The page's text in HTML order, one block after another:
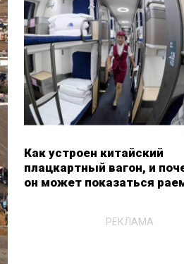
Как устроен китайский
плацкартный вагон, и
он может показаться
РЕКЛАМА